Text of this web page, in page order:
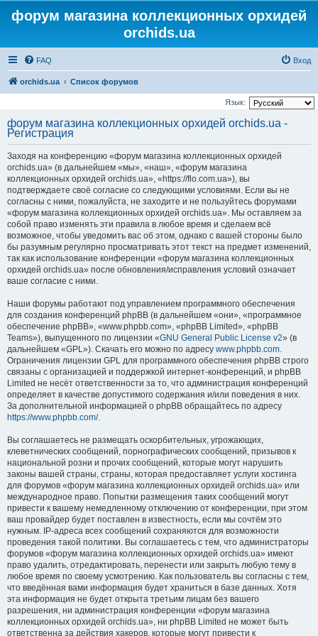
форум магазина коллекционных орхидей
orchids.ua
FAQ Вход
orchids.ua Список форумов
Язык:
форум магазина коллекционных орхидей orchids.ua -
Регистрация
Заходя на конференцию «форум магазина коллекционных орхидей
orchids.ua» (в дальнейшем «мы», «наш», «форум магазина
коллекционных орхидей orchids.ua», «https://flo.com.ua»), вы
подтверждаете своё согласие со следующими условиями. Если вы не
согласны с ними, пожалуйста, не заходите и не пользуйтесь форумами
«форум магазина коллекционных орхидей orchids.ua». Мы оставляем за
собой право изменять эти правила в любое время и сделаем всё
возможное, чтобы уведомить вас об этом, однако с вашей стороны было
бы разумным регулярно просматривать этот текст на предмет изменений,
так как использование конференции «форум магазина коллекционных
орхидей orchids.ua» после обновления/исправления условий означает
ваше согласие с ними.
Наши форумы работают под управлением программного обеспечения
для создания конференций phpBB (в дальнейшем «они», «программное
обеспечение phpBB», «www.phpbb.com», «phpBB Limited», «phpBB
Teams»), выпущенного по лицензии «GNU General Public License v2» (в
дальнейшем «GPL»). Скачать его можно по адресу www.phpbb.com.
Ограничения лицензии GPL для программного обеспечения phpBB строго
связаны с организацией и поддержкой интернет-конференций, и phpBB
Limited не несёт ответственности за то, что администрация конференций
определяет в качестве допустимого содержания и/или поведения в них.
За дополнительной информацией о phpBB обращайтесь по адресу
https://www.phpbb.com/.
Вы соглашаетесь не размещать оскорбительных, угрожающих,
клеветнических сообщений, порнографических сообщений, призывов к
национальной розни и прочих сообщений, которые могут нарушить
законы вашей страны, страны, которая предоставляет услуги хостинга
для форумов «форум магазина коллекционных орхидей orchids.ua» или
международное право. Попытки размещения таких сообщений могут
привести к вашему немедленному отключению от конференции, при этом
ваш провайдер будет поставлен в известность, если мы сочтём это
нужным. IP-адреса всех сообщений сохраняются для возможности
проведения такой политики. Вы соглашаетесь с тем, что администраторы
форумов «форум магазина коллекционных орхидей orchids.ua» имеют
право удалить, отредактировать, перенести или закрыть любую тему в
любое время по своему усмотрению. Как пользователь вы согласны с тем,
что введённая вами информация будет храниться в базе данных. Хотя
эта информация не будет открыта третьим лицам без вашего
разрешения, ни администрация конференции «форум магазина
коллекционных орхидей orchids.ua», ни phpBB Limited не может быть
ответственна за действия хакеров, которые могут привести к